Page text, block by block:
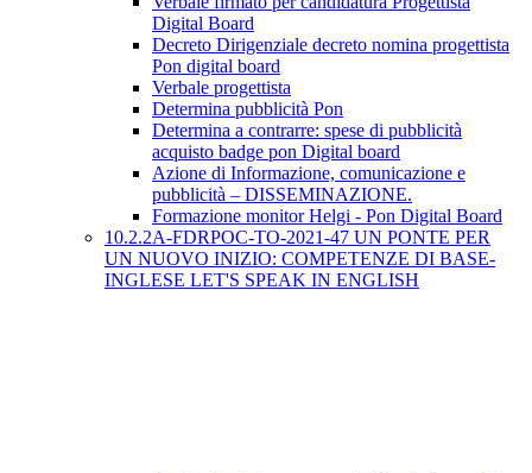
Digital Board
Decreto Dirigenziale decreto nomina progettista
Pon digital board
Verbale progettista
Determina pubblicità Pon
Determina a contrarre: spese di pubblicità
acquisto badge pon Digital board
Azione di Informazione, comunicazione e
pubblicità – DISSEMINAZIONE.
Formazione monitor Helgi - Pon Digital Board
10.2.2A-FDRPOC-TO-2021-47 UN PONTE PER
UN NUOVO INIZIO: COMPETENZE DI BASE-
INGLESE LET'S SPEAK IN ENGLISH